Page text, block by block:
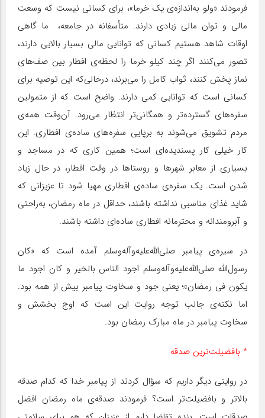
فرمودند «ولو به‌اندازه‌ی یک خرما»، برای کسانی نیست که وسعت
مالی و توان مالی زیادی دارند. متأسفانه در جامعه، ‌ ما گاهی
اوقات شاهد هستیم کسانی که توانایی مالی بسیار بالایی دارند،
تصور می‌کنند اگر چند کیلو خرما را لحظه‌ی افطار بین صف‌های
نماز پخش کنند، ثواب کامل را می‌برند، درحالی‌که این توصیه برای
کسانی است که توانایی کمی دارند. واضح است که از متمولین
سفره‌های گسترده‌تر و همگانی‌تر انتظار می‌رود. آن‌وقت همه‌ی
مردم تشویق می‌شوند به برپایی سفره‌های ساده‌ی افطاری. این
کار خیلی کار پسندیده‌ای است؛ همین کاری که در مساجد و
بسیاری از معابر شهرها و روستاها در وقت افطار، در حال زیاد
شدن است. یک سفره‌ی ساده‌ی افطاری مهیا شود تا عزیزانی که
شاید غذای مناسبی نداشته باشند، حداقل در ماه رمضان، به‌راحتی
و آبرومندانه و محترمانه افطاری ساده‌ای داشته باشند.
در سیره‌ی پیامبر صلی‌الله‌علیه‌وآله‌وسلم آمده است که «کان
رسول‌الله صلی‌الله‌علیه‌وآله‌وسلم اجود الناس بالخیر و کان اجود ما
یکون فی رمضان»؛ یعنی جود و سخاوت پیامبر بیش از همه بود.
اما نکته‌ی جالب توجه روایت این است که اوج بخشش و
سخاوت پیامبر در ماه مبارک رمضان بود.
* بافضیلت‌ترین صدقه
در روایتی دیگر داریم که سؤال کردند از پیامبر خدا که کدام صدقه
بالاتر و بافضیلت‌تر است؟ فرمودند صدقه‌ی ماه رمضان افضل